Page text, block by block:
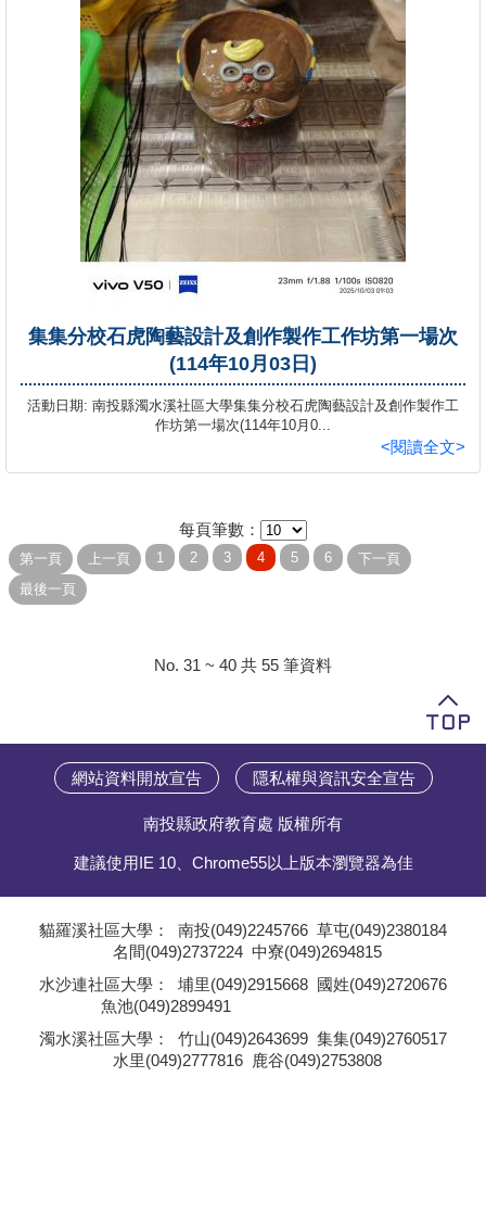
集集分校石虎陶藝設計及創作製作工作坊第一場次
(114年10月03日)
活動日期: 南投縣濁水溪社區大學集集分校石虎陶藝設計及創作製作工
作坊第一場次(114年10月0...
<閱讀全文>
每頁筆數：
No. 31 ~ 40 共 55 筆資料
網站資料開放宣告 隱私權與資訊安全宣告
南投縣政府教育處 版權所有
建議使用IE 10、Chrome55以上版本瀏覽器為佳
貓羅溪社區大學： 南投(049)2245766 草屯(049)2380184
名間(049)2737224 中寮(049)2694815
水沙連社區大學： 埔里(049)2915668 國姓(049)2720676
魚池(049)2899491
濁水溪社區大學： 竹山(049)2643699 集集(049)2760517
水里(049)2777816 鹿谷(049)2753808